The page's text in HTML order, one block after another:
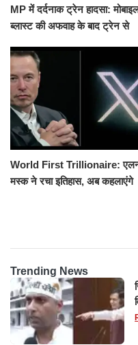
MP में दर्दनाक ट्रेन हादसा:
ब्लास्ट की अफवाह के बाद ट्रेन से
रौंदा, 4 की मौत
World First Trillionaire:
मस्क ने रचा इतिहास, अब कहलाएंगे
Trending News